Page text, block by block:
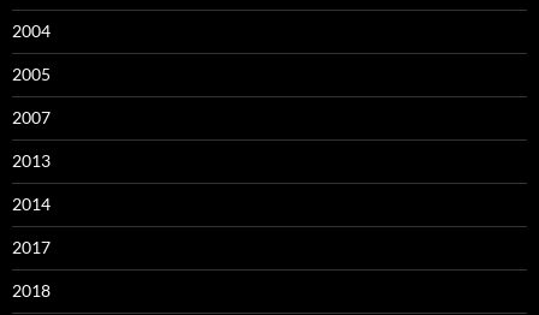
2004
2005
2007
2013
2014
2017
2018